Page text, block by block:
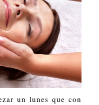
un lunes que con